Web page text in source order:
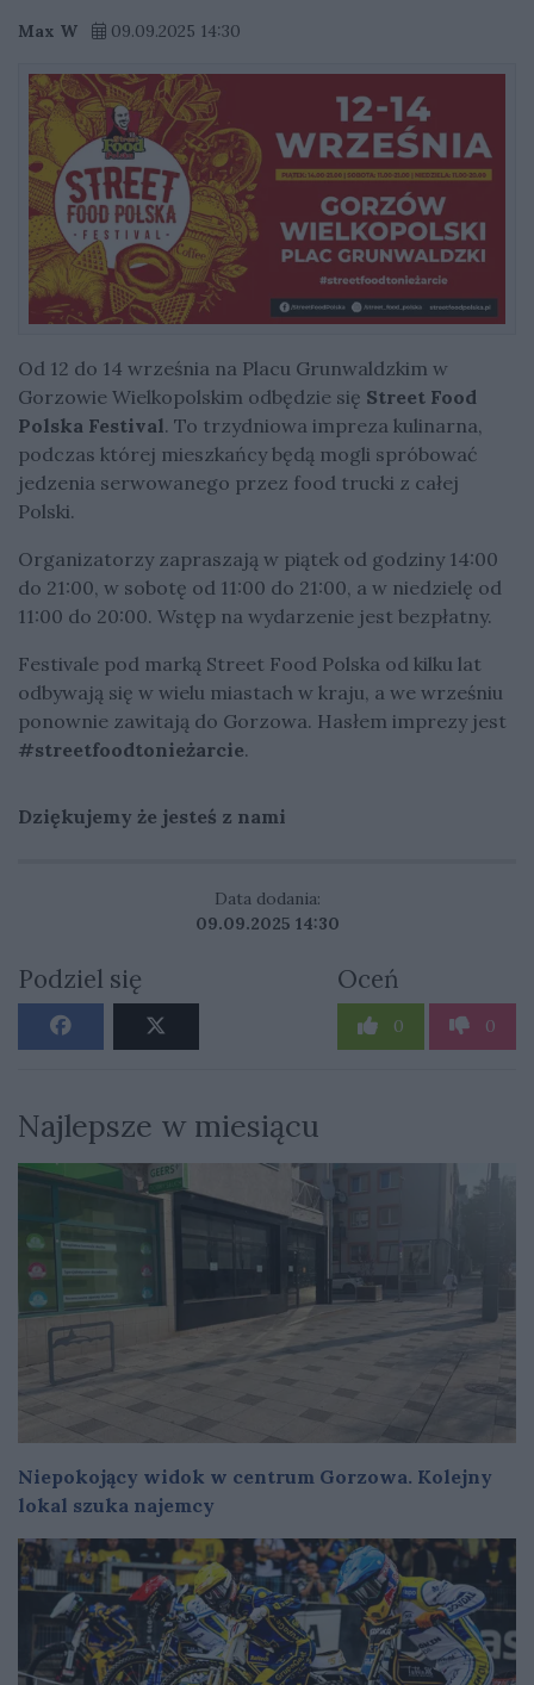
Max W 09.09.2025 14:30
Od 12 do 14 września na Placu Grunwaldzkim w
Gorzowie Wielkopolskim odbędzie się Street Food
Polska Festival. To trzydniowa impreza kulinarna,
podczas której mieszkańcy będą mogli spróbować
jedzenia serwowanego przez food trucki z całej
Polski.
Organizatorzy zapraszają w piątek od godziny 14:00
do 21:00, w sobotę od 11:00 do 21:00, a w niedzielę od
11:00 do 20:00. Wstęp na wydarzenie jest bezpłatny.
Festivale pod marką Street Food Polska od kilku lat
odbywają się w wielu miastach w kraju, a we wrześniu
ponownie zawitają do Gorzowa. Hasłem imprezy jest
#streetfoodtonieżarcie.
Dziękujemy że jesteś z nami
Data dodania:
09.09.2025 14:30
Podziel się Oceń
0 0
Najlepsze w miesiącu
Niepokojący widok w centrum Gorzowa. Kolejny
lokal szuka najemcy